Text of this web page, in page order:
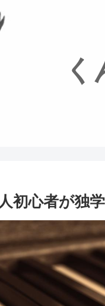
初心者が独